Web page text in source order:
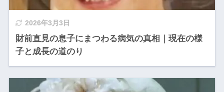
2026年3月3日
財前直見の息子にまつわる病気の真相｜現在の様
子と成長の道のり